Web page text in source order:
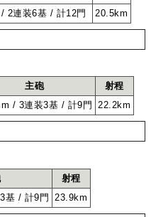
2連装6基 / 計12門 20.5km
主砲
射程
/ 3連装3基 / 計9門 22.2km
射程
基 / 計9門 23.9km